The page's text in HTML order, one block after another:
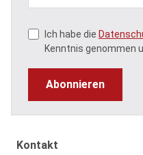
Ich habe die
Kenntnis genommen
Abonnieren
Kontakt